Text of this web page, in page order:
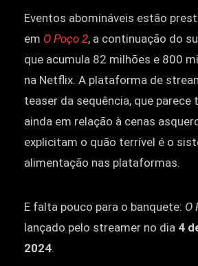
Eventos abomináveis estão
em O Poço 2, a continuação do
que acumula 82 milhões e 800
na Netflix. A plataforma de
teaser da sequência, que parece
ainda em relação à cenas
explicitam o quão terrível é o
alimentação nas plataformas.
E falta pouco para o banquete: O
lançado pelo streamer no dia 4
2024.